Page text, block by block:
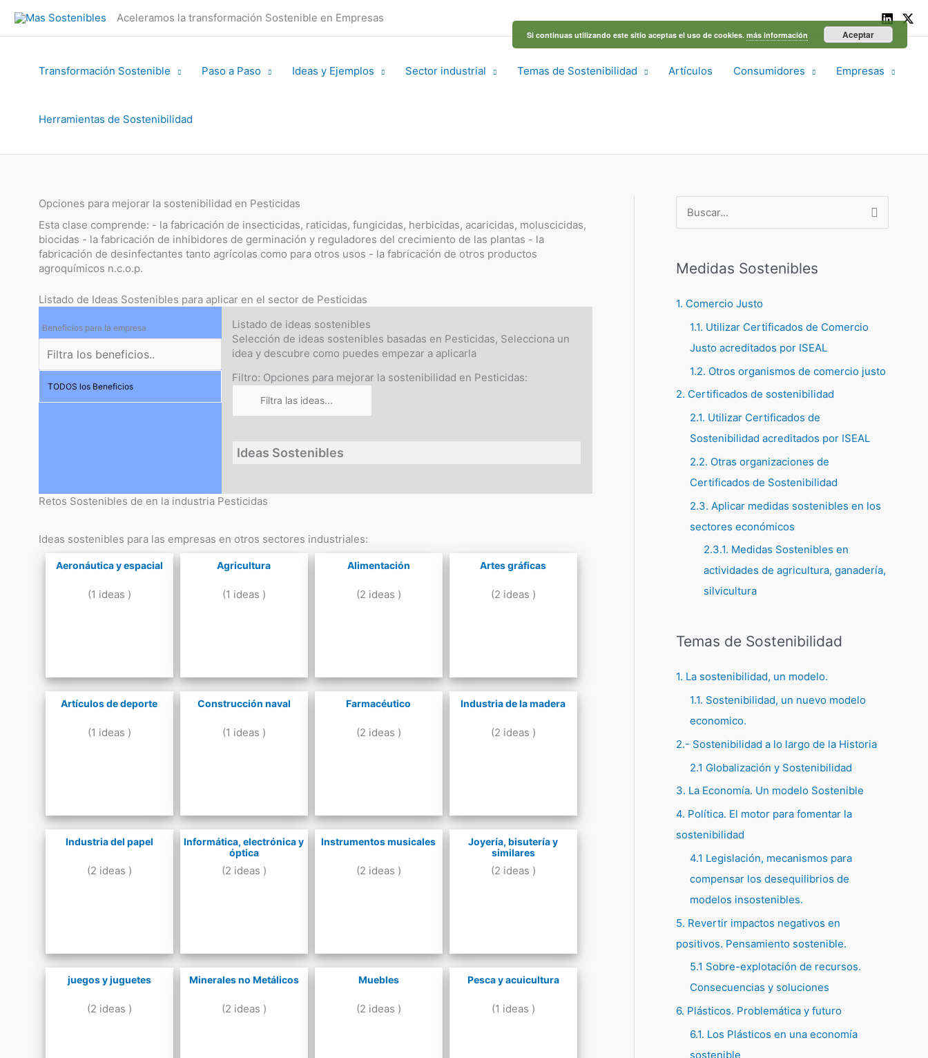
contenido
Aceleramos la transformación Sostenible en Empresas
Transformación Sostenible Paso a Paso Ideas y Ejemplos Sector industrial Temas de Sostenibilidad Artículos Consumidores Empresas
Herramientas de Sostenibilidad
Opciones para mejorar la sostenibilidad en Pesticidas
Esta clase comprende: - la fabricación de insecticidas, raticidas, fungicidas, herbicidas, acaricidas, moluscicidas,
biocidas - la fabricación de inhibidores de germinación y reguladores del crecimiento de las plantas - la
fabricación de desinfectantes tanto agrícolas como para otros usos - la fabricación de otros productos
agroquímicos n.c.o.p.
Listado de Ideas Sostenibles para aplicar en el sector de Pesticidas
Beneficios para la empresa
TODOS los Beneficios
Listado de ideas sostenibles
Selección de ideas sostenibles basadas en Pesticidas, Selecciona un
idea y descubre como puedes empezar a aplicarla
Filtro: Opciones para mejorar la sostenibilidad en Pesticidas:
Ideas Sostenibles
Retos Sostenibles de en la industria Pesticidas
Ideas sostenibles para las empresas en otros sectores industriales:
Aeronáutica y espacial
(1 ideas )
Agricultura
(1 ideas )
Alimentación
(2 ideas )
Artes gráficas
(2 ideas )
Artículos de deporte
(1 ideas )
Construcción naval
(1 ideas )
Farmacéutico
(2 ideas )
Industria de la madera
(2 ideas )
Industria del papel
(2 ideas )
Informática, electrónica y
óptica
(2 ideas )
Instrumentos musicales
(2 ideas )
Joyería, bisutería y
similares
(2 ideas )
juegos y juguetes
(2 ideas )
Minerales no Metálicos
(2 ideas )
Muebles
(2 ideas )
Pesca y acuicultura
(1 ideas )
u
c
r
:
Medidas Sostenibles
1. Comercio Justo
1.1. Utilizar Certificados de Comercio
Justo acreditados por ISEAL
1.2. Otros organismos de comercio justo
2. Certificados de sostenibilidad
2.1. Utilizar Certificados de
Sostenibilidad acreditados por ISEAL
2.2. Otras organizaciones de
Certificados de Sostenibilidad
2.3. Aplicar medidas sostenibles en los
sectores económicos
2.3.1. Medidas Sostenibles en
actividades de agricultura, ganadería,
silvicultura
Temas de Sostenibilidad
1. La sostenibilidad, un modelo.
1.1. Sostenibilidad, un nuevo modelo
economico.
2.- Sostenibilidad a lo largo de la Historia
2.1 Globalización y Sostenibilidad
3. La Economía. Un modelo Sostenible
4. Política. El motor para fomentar la
sostenibilidad
4.1 Legislación, mecanismos para
compensar los desequilibrios de
modelos insostenibles.
5. Revertir impactos negativos en
positivos. Pensamiento sostenible.
5.1 Sobre-explotación de recursos.
Consecuencias y soluciones
6. Plásticos. Problemática y futuro
6.1. Los Plásticos en una economía
sostenible
Si continuas utilizando este sitio aceptas el uso de cookies. más información Aceptar